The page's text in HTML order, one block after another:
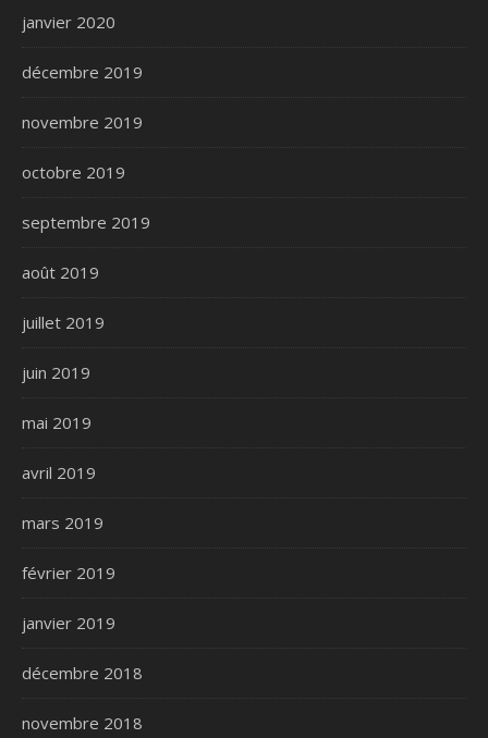
janvier 2020
décembre 2019
novembre 2019
octobre 2019
septembre 2019
août 2019
juillet 2019
juin 2019
mai 2019
avril 2019
mars 2019
février 2019
janvier 2019
décembre 2018
novembre 2018